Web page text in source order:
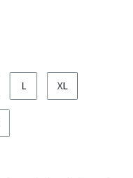
L XL